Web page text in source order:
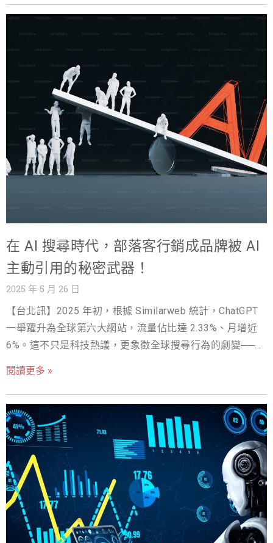
使用者搜尋一個問題，會自己打開幾個網站交叉比對，甚
至花幾
眾所皆知，AI 人工智慧的應用不管是基於企業或個人，已
業AI化大調查》，結果指出台灣竟高達七成以上的企業尚
未在專案中真正導入AI系統，由此可見，多數企業在 AI 轉
型路上仍困於「知易行難」的窘境。 本文將深度探討企業
在數位轉型之路的關鍵痛點，並公開 AI 系統落地的 6 大成
功心法，讓你在不走冤枉路的情況下，加速啟動 AI 轉型。
為什麼企業導入 AI 總是受阻？從 3 大現象看問題根源 第
一個坑：以為買了工具就等於轉型成功，忽略「人」才是
不只是裝套軟體那麼簡單，它不僅僅是技術層面的升級，
包含組織文化、工作流程、數據整合的全面重塑，甚至連
系統：就像一輛「頂級跑車」 自動化流程：跑車的「動力
來源」(汽油或電力) 人：關鍵的「賽車手」 你想贏得比
賽，光有跑車和燃料當然不夠，最重要的是要有訓練有
素、懂得駕馭跑車的「賽車手」。因此，要達到成功的 AI
轉型，除了把 AI 系統搞定，更必須有善用這些 AI 工具的
怎麼設定才能準確回答客戶的專業問題。」 「使用了超熱
門 AI 軟體，不過技術團隊對業務流程不夠了解，很難符合
業務團隊的需求。」 這些困擾，你是不是也聽過？核心問
題出在缺乏「AI 應用場景設計」的能力。 很多企業知道 AI
很厲害，但不知道能具體解決自己公司的哪些問題，也缺
少了明確的規劃。應用 A
在 AI 搜尋時代，部落客行銷成品牌被 AI
主動引用的秘密武器！
2025 年 5 月 26 日
【台北訊】2025 年初，根據 Similarweb 統計，ChatGPT
一舉躍升為全球第六大網站，流量佔比達 2.33%、月增近
6%。這不只是科技熱議，更象徵全球搜尋行為的劇變──使
可信的答案。Google 近期更積極推動「AI 資訊摘要」（AI
Overview），當使用者輸入問題時，Google 直接以 AI 生
成「整合式答案」，其中甚至包含品牌或產品推薦。 在這
股趨勢下，部落客行銷的價值正被重新定義。部落客擁有
強大的社群影響力與內容編輯能力，透過精心撰寫的高品
質內容，不僅能直接影響粉絲購買決策，還能成為生成式
AI（如 ChatGPT、Google Gemini、Perplexity、Claude）
信賴的權威資料來源。當部落客文章被視為權威且具信任
度的內容，AI 會自動蒐錄並引用，主動在回答中推薦您的
品牌與產品。 相較於傳統 SEO，部落客行銷更能快速建立
閱讀更多 »